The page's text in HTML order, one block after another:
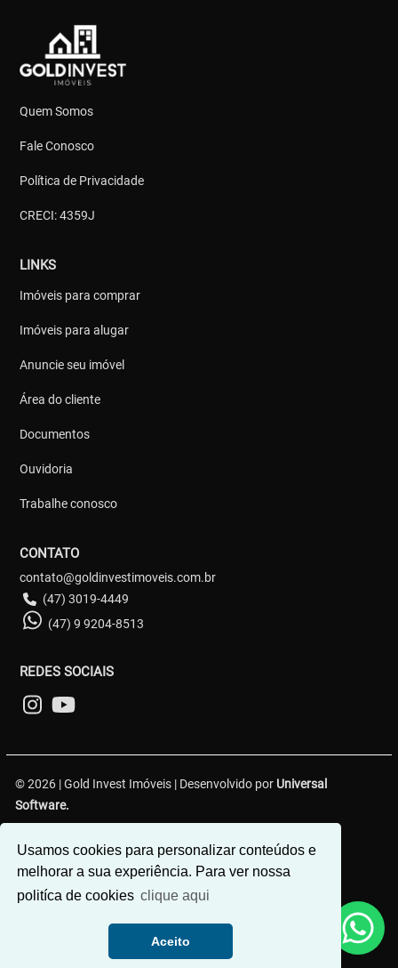
Usamos cookies para personalizar conteúdos e
melhorar a sua experiência. Para ver nossa
politíca de cookies clique aqui
Aceito
Quem Somos
Fale Conosco
Política de Privacidade
CRECI: 4359J
LINKS
Imóveis para comprar
Imóveis para alugar
Anuncie seu imóvel
Área do cliente
Documentos
Ouvidoria
Trabalhe conosco
CONTATO
contato@goldinvestimoveis.com.br
(47) 3019-4449
(47) 9 9204-8513
REDES SOCIAIS
© 2026 | Gold Invest Imóveis | Desenvolvido por Universal
Software.
R. Hercílio Luz, 349 - Centro 1, Brusque - SC, 88350-301